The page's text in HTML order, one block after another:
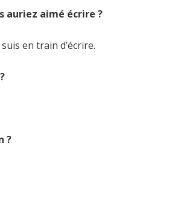
auriez aimé écrire ?
en train d’écrire.
?